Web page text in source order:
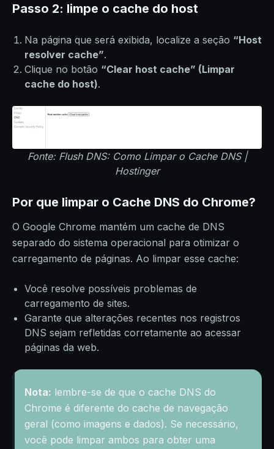
Passo 2: limpe o cache do host
Na página que será exibida, localize a seção “Host
resolver cache”.
Clique no botão “Clear host cache” (Limpar
cache do host).
Fonte: Flush DNS: Como Limpar o Cache DNS |
Hostinger
Por que limpar o Cache DNS do Chrome?
O Google Chrome mantém um cache de DNS
separado do sistema operacional para otimizar o
carregamento de páginas. Ao limpar esse cache:
Você resolve possíveis problemas de
carregamento de sites.
Garante que alterações recentes nos registros
DNS sejam refletidas corretamente ao acessar
páginas da web.
Nota: lembre-se de que o cache DNS do
Chrome é diferente do cache de navegação
geral (como imagens e dados). Se necessário,
você pode limpar ambos para obter uma